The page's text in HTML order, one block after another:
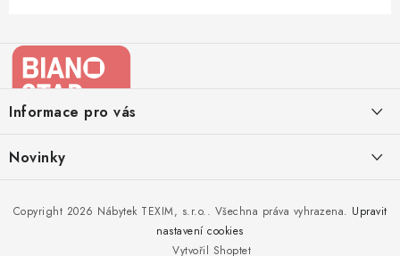
aInformace pro vás
Kontakty
Doprava nábytku k Vám
Novinky
to!
Vytvořil Shoptet
Copyright 2026 Nábytek TEXIM, s.r.o.. Všechna práva vyhrazena. Upravit
nastavení cookies